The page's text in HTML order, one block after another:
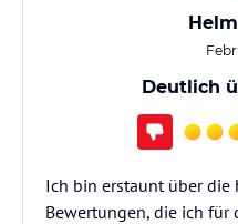
Deutlich
Ich bin erstaunt über die
Bewertungen, die ich